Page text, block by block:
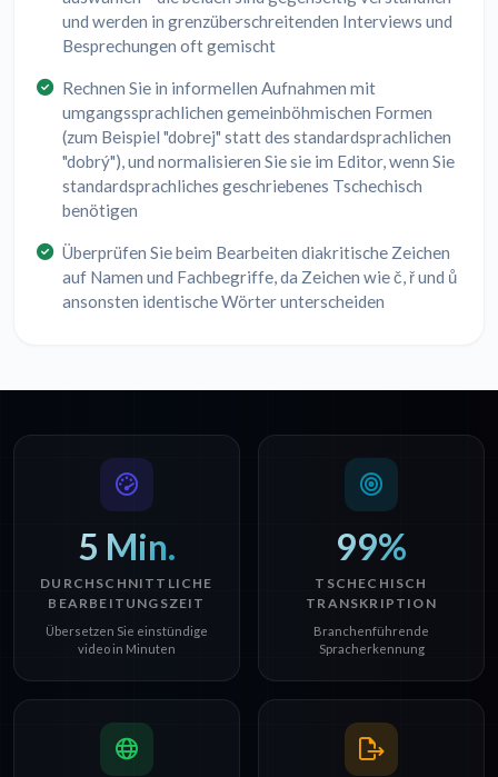
und werden in grenzüberschreitenden Interviews und
Besprechungen oft gemischt
Rechnen Sie in informellen Aufnahmen mit
umgangssprachlichen gemeinböhmischen Formen
(zum Beispiel "dobrej" statt des standardsprachlichen
"dobrý"), und normalisieren Sie sie im Editor, wenn Sie
standardsprachliches geschriebenes Tschechisch
benötigen
Überprüfen Sie beim Bearbeiten diakritische Zeichen
auf Namen und Fachbegriffe, da Zeichen wie č, ř und ů
ansonsten identische Wörter unterscheiden
5 Min.
DURCHSCHNITTLICHE
BEARBEITUNGSZEIT
Übersetzen Sie einstündige
video in Minuten
99%
TSCHECHISCH
TRANSKRIPTION
Branchenführende
Spracherkennung